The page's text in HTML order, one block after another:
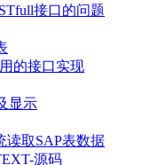
接口的问题
的接口实现
显示
读取SAP表数据
源码